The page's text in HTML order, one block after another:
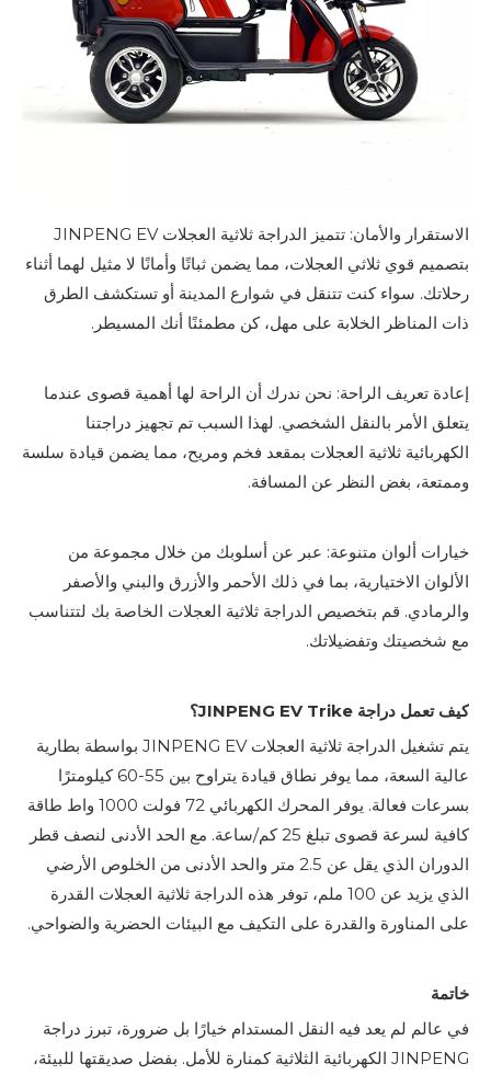
الاستقرار والأمان: تتميز الدراجة ثلاثية العجلات JINPENG EV
بتصميم قوي ثلاثي العجلات، مما يضمن ثباتًا وأمانًا لا مثيل لهما أثناء
رحلاتك. سواء كنت تتنقل في شوارع المدينة أو تستكشف الطرق
ذات المناظر الخلابة على مهل، كن مطمئنًا أنك المسيطر.
إعادة تعريف الراحة: نحن ندرك أن الراحة لها أهمية قصوى عندما
يتعلق الأمر بالنقل الشخصي. لهذا السبب تم تجهيز دراجتنا
الكهربائية ثلاثية العجلات بمقعد فخم ومريح، مما يضمن قيادة سلسة
وممتعة، بغض النظر عن المسافة.
خيارات ألوان متنوعة: عبر عن أسلوبك من خلال مجموعة من
الألوان الاختيارية، بما في ذلك الأحمر والأزرق والبني والأصفر
والرمادي. قم بتخصيص الدراجة ثلاثية العجلات الخاصة بك لتتناسب
مع شخصيتك وتفضيلاتك.
كيف تعمل دراجة JINPENG EV Trike؟
يتم تشغيل الدراجة ثلاثية العجلات JINPENG EV بواسطة بطارية
عالية السعة، مما يوفر نطاق قيادة يتراوح بين 55-60 كيلومترًا
بسرعات فعالة. يوفر المحرك الكهربائي 72 فولت 1000 واط طاقة
كافية لسرعة قصوى تبلغ 25 كم/ساعة. مع الحد الأدنى لنصف قطر
الدوران الذي يقل عن 2.5 متر والحد الأدنى من الخلوص الأرضي
الذي يزيد عن 100 ملم، توفر هذه الدراجة ثلاثية العجلات القدرة
على المناورة والقدرة على التكيف مع البيئات الحضرية والضواحي.
خاتمة
في عالم لم يعد فيه النقل المستدام خيارًا بل ضرورة، تبرز دراجة
JINPENG الكهربائية الثلاثية كمنارة للأمل. بفضل صديقتها للبيئة،